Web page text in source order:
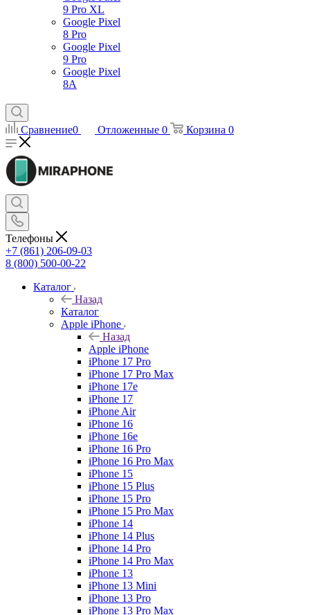
9 Pro XL
Google Pixel
8 Pro
Google Pixel
9 Pro
Google Pixel
8A
Сравнение0 Отложенные 0 Корзина 0
Телефоны
+7 (861) 206-09-03
8 (800) 500-00-22
Каталог
Назад
Каталог
Apple iPhone
Назад
Apple iPhone
iPhone 17 Pro
iPhone 17 Pro Max
iPhone 17e
iPhone 17
iPhone Air
iPhone 16
iPhone 16e
iPhone 16 Pro
iPhone 16 Pro Max
iPhone 15
iPhone 15 Plus
iPhone 15 Pro
iPhone 15 Pro Max
iPhone 14
iPhone 14 Plus
iPhone 14 Pro
iPhone 14 Pro Max
iPhone 13
iPhone 13 Mini
iPhone 13 Pro
iPhone 13 Pro Max